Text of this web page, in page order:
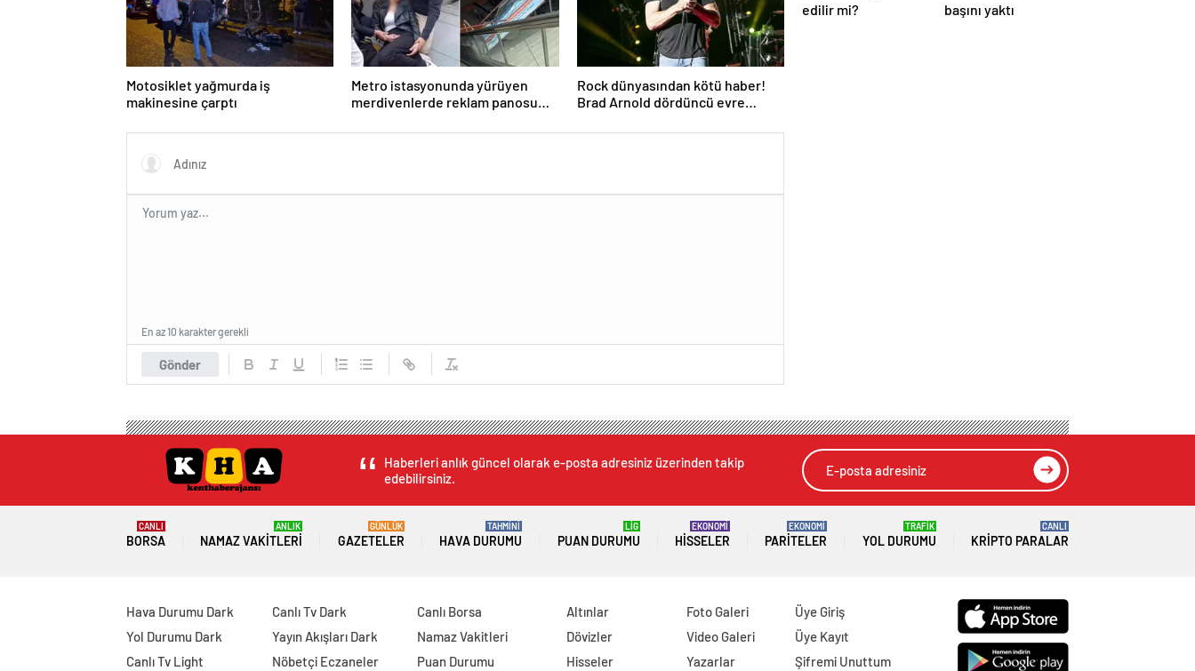
Motosiklet yağmurda iş
makinesine çarptı
Metro istasyonunda yürüyen
merdivenlerde reklam panosu
Rock dünyasından kötü haber!
Brad Arnold dördüncü evre
Gönder
En az 10 karakter gerekli
edilir mi?
başını yaktı
Haberleri anlık güncel olarak e-posta adresiniz üzerinden takip
edebilirsiniz.
BORSA
CANLI
NAMAZ VAKITLERI
ANLIK
GAZETELER
GÜNLÜK
HAVA DURUMU
TAHMİNİ
PUAN DURUMU
LİG
HISSELER
EKONOMİ
PARITELER
EKONOMİ
YOL DURUMU
TRAFİK
KRIPTO PARALAR
CANLI
Hava Durumu Dark
Yol Durumu Dark
Canlı Tv Light
Canlı Tv Dark
Yayın Akışları Dark
Nöbetçi Eczaneler
Canlı Borsa
Namaz Vakitleri
Puan Durumu
Altınlar
Dövizler
Hisseler
Foto Galeri
Video Galeri
Yazarlar
Üye Giriş
Üye Kayıt
Şifremi Unuttum